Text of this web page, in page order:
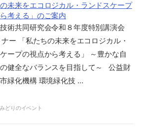
の未来をエコロジカル・ランドスケープ
考える」のご案内
術共同研究会令和８年度特別講演会
ー 「私たちの未来をエコロジカル・
ープの視点から考える」 ～豊かな自
健全なバランスを目指して～ 公益財
緑化機構 環境緑化技 …
みどりのイベント